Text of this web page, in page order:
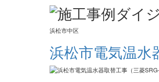
浜松市中区
浜松市電気温水